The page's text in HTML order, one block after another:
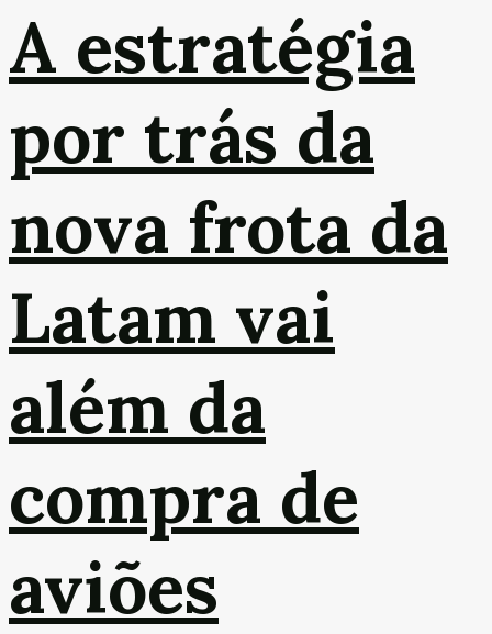
A estratégia
por trás da
nova frota da
Latam vai
além da
compra de
aviões